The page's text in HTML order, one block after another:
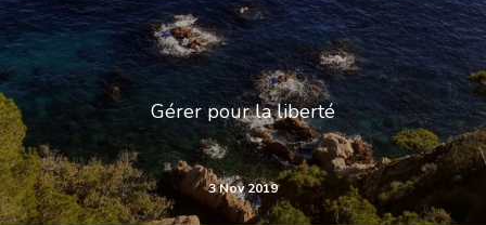
Gérer pour la liberté
3 Nov 2019